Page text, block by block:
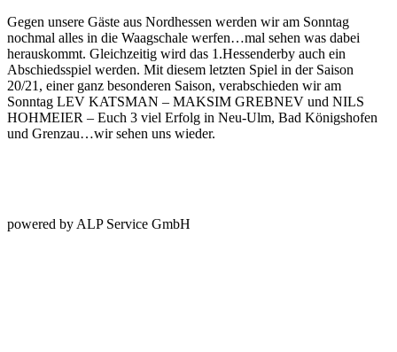
Gegen unsere Gäste aus Nordhessen werden wir am Sonntag
nochmal alles in die Waagschale werfen…mal sehen was dabei
herauskommt. Gleichzeitig wird das 1.Hessenderby auch ein
Abschiedsspiel werden. Mit diesem letzten Spiel in der Saison
20/21, einer ganz besonderen Saison, verabschieden wir am
Sonntag LEV KATSMAN – MAKSIM GREBNEV und NILS
HOHMEIER – Euch 3 viel Erfolg in Neu-Ulm, Bad Königshofen
und Grenzau…wir sehen uns wieder.
powered by ALP Service GmbH